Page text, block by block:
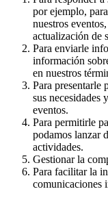
por ejemplo,
nuestros
actualización de
Para enviarle
información
en nuestros
Para presentarle
sus necesidades
eventos.
Para permitirle
podamos lanzar
actividades.
Gestionar la
Para facilitar la
comunicaciones